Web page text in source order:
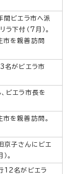
間ビエラ市へ派
下付（7月）。
市を親善訪問
名がビエラ市
ビエラ市長を
を親善訪問。
京子さんにビエ
。
12名がビエラ